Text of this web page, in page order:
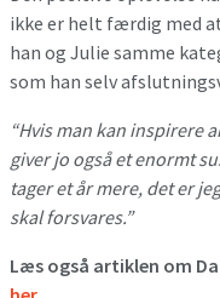
ikke er helt færdig med
han og Julie samme
som han selv
“Hvis man kan inspirere
giver jo også et enormt
tager et år mere, det er
skal forsvares.”
Læs også artiklen om